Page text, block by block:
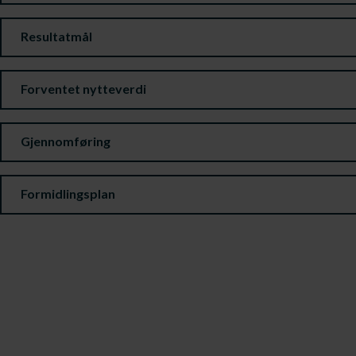
Resultatmål
Forventet nytteverdi
Gjennomføring
Formidlingsplan